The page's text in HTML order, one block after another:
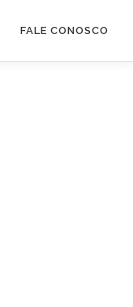
FALE CONOSCO